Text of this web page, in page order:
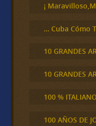
¡
… Cuba Cómo
10 GRANDES
10 GRANDES
100 % ITALIANO
100 AÑOS DE